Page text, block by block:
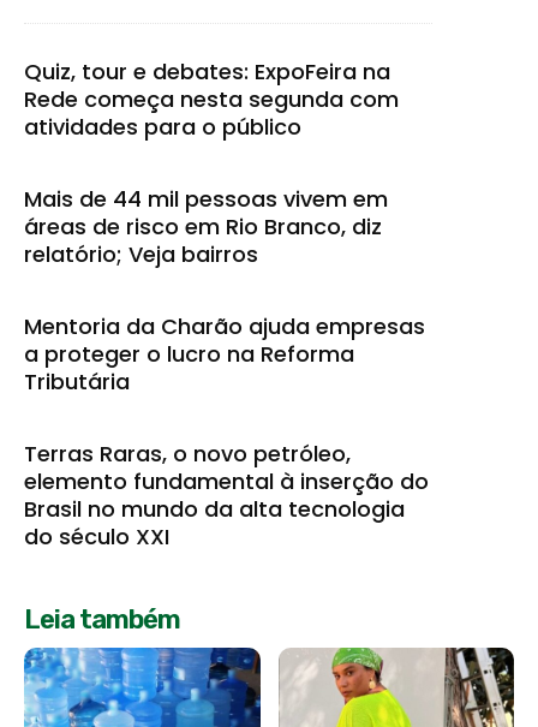
Quiz, tour e debates: ExpoFeira na
Rede começa nesta segunda com
atividades para o público
Mais de 44 mil pessoas vivem em
áreas de risco em Rio Branco, diz
relatório; Veja bairros
Mentoria da Charão ajuda empresas
a proteger o lucro na Reforma
Tributária
Terras Raras, o novo petróleo,
elemento fundamental à inserção do
Brasil no mundo da alta tecnologia
do século XXI
Leia também